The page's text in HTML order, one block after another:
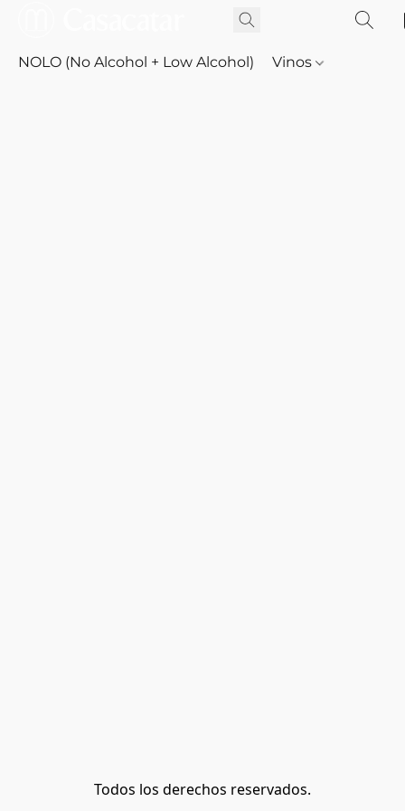
NOLO (No Alcohol + Low Alcohol) Vinos
Todos los derechos reservados.